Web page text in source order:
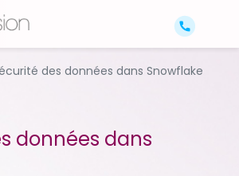
des données dans Snowflake
données dans